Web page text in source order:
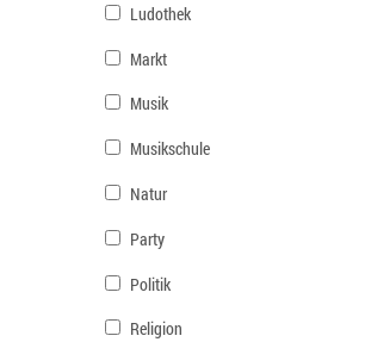
Ludothek
Markt
Musik
Musikschule
Natur
Party
Politik
Religion